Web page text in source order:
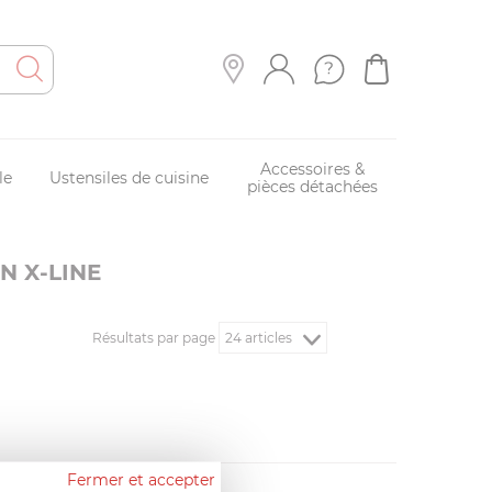
Ustensiles de cuisine
Accessoires &
pièces détachées
X-LINE
Résultats par page
Fermer et accepter